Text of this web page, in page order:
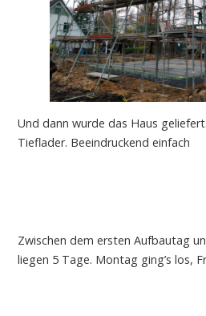
Und dann wurde das Haus
Tieflader. Beeindruckend einfach
Zwischen dem ersten Aufbautag
liegen 5 Tage. Montag ging’s los,